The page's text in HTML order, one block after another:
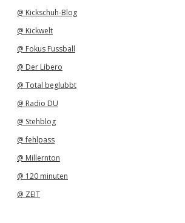
@ Kickschuh-Blog
@ Kickwelt
@ Fokus Fussball
@ Der Libero
@ Total beglubbt
@ Radio DU
@ Stehblog
@ fehlpass
@ Millernton
@ 120 minuten
@ ZEIT